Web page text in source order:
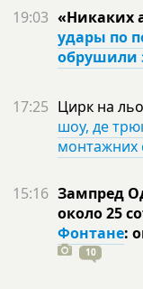
19:03 «Никаких
удары по
обрушили
17:25 Цирк на
шоу, де
монтажних
15:16 Зампред
около 25
Фонтане:
10